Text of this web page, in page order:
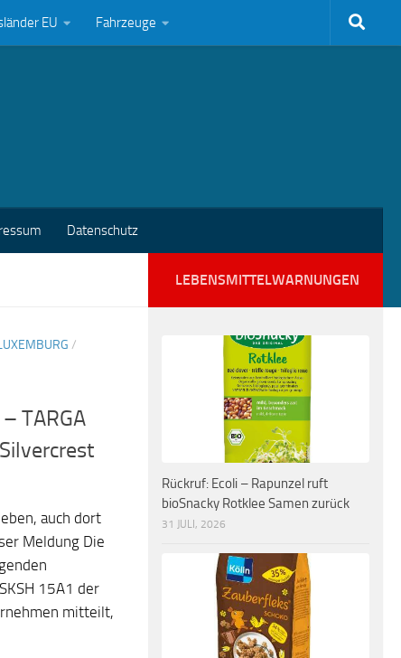
EU Fahrzeuge
Datenschutz
/
TARGA
auch dort
Meldung Die
15A1 der
mitteilt,
LEBENSMITTELWARNUNGEN
Rückruf: Ecoli – Rapunzel ruft
bioSnacky Rotklee Samen zurück
31 JULI, 2026